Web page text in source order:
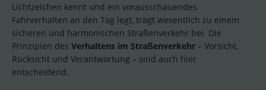
Lichtzeichen kennt und ein vorausschauendes
Fahrverhalten an den Tag legt, trägt wesentlich zu einem
sicheren und harmonischen Straßenverkehr bei. Die
Prinzipien des Verhaltens im Straßenverkehr – Vorsicht,
Rücksicht und Verantwortung – sind auch hier
entscheidend.